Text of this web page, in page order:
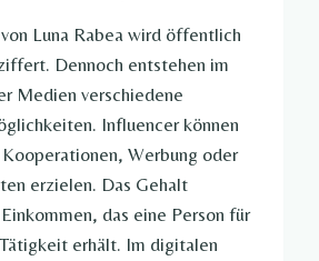
Luna Rabea wird öffentlich
Dennoch entstehen im
Medien verschiedene
Influencer können
Kooperationen, Werbung oder
erzielen. Das Gehalt
das eine Person für
erhält. Im digitalen